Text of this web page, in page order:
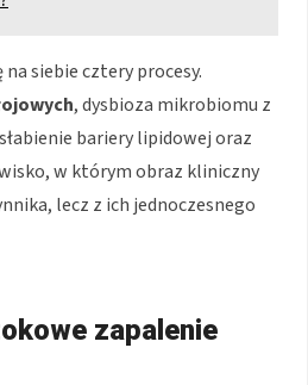
na siebie cztery procesy.
, dysbioza mikrobiomu z
bariery lipidowej oraz
w którym obraz kliniczny
lecz z ich jednoczesnego
zapalenie